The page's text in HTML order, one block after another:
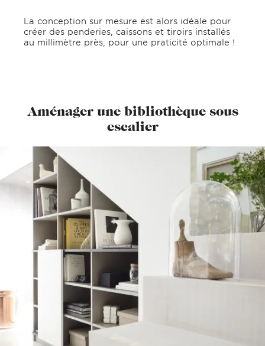
La conception sur mesure est alors idéale pour
créer des penderies, caissons et tiroirs installés
au millimètre près, pour une praticité optimale !
Aménager une bibliothèque sous
escalier